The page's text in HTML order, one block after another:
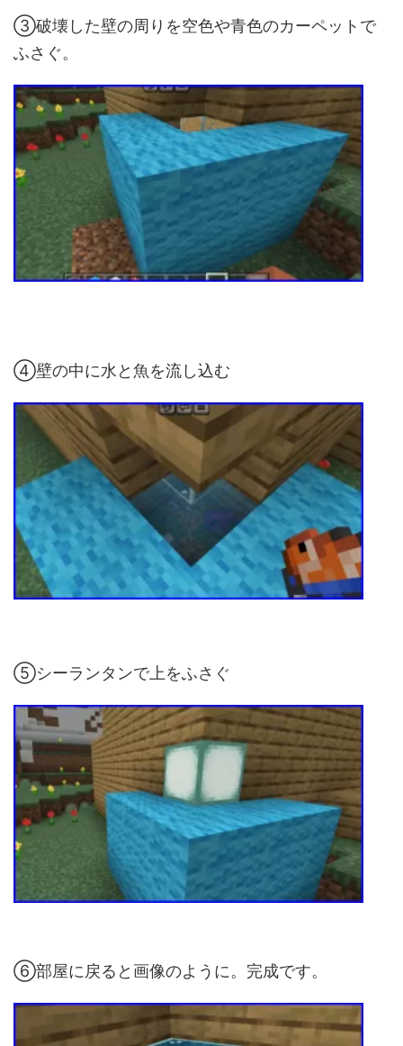
③破壊した壁の周りを空色や青色のカーペットで
ふさぐ。
④壁の中に水と魚を流し込む
⑤シーランタンで上をふさぐ
⑥部屋に戻ると画像のように。完成です。